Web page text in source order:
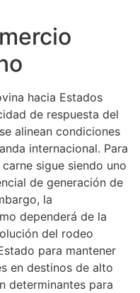
hacia Estados
de respuesta del
alinean condiciones
internacional. Para
sigue siendo uno
de generación de
la
dependerá de la
del rodeo
para mantener
en destinos de alto
determinantes para